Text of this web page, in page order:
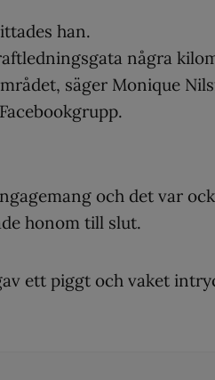
han.
några
säger Monique
och det var
honom till slut.
ett piggt och vaket